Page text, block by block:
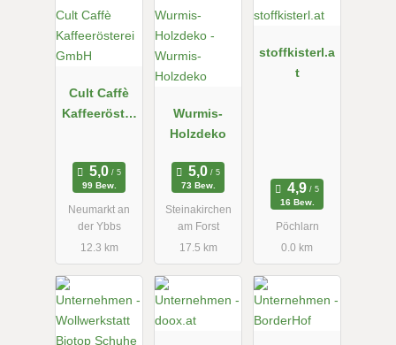
Cult Caffè
Kaffeeröster
99 Bew.
Neumarkt an
der Ybbs
12.3 km
Wurmis-
Holzdeko
73 Bew.
Steinakirchen
am Forst
17.5 km
stoffkisterl.a
t
16 Bew.
Pöchlarn
0.0 km